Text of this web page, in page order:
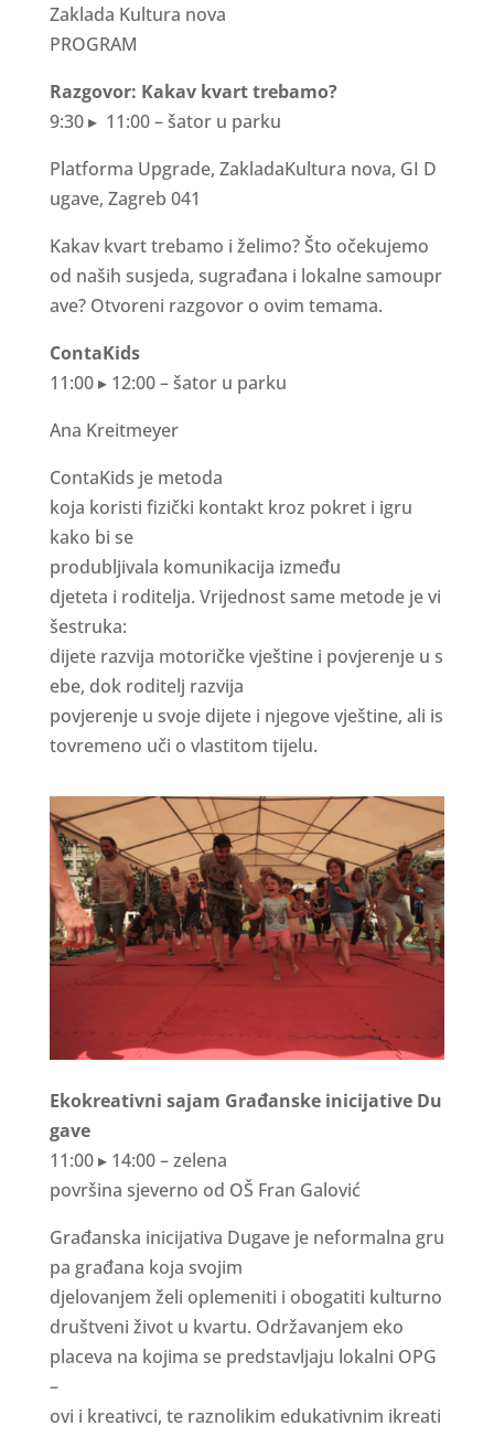
Zaklada Kultura nova
PROGRAM
Razgovor: Kakav kvarttrebamo?
9:30▸ 11:00 –šator u parku
Platforma Upgrade, ZakladaKultura nova, GI D
ugave, Zagreb 041
Kakav kvarttrebamo i želimo?Što očekujemo
od naših susjeda, sugrađana i lokalnesamoupr
ave? Otvoreni razgovoro ovim temama.
ContaKids
11:00▸ 12:00 –šator u parku
Ana Kreitmeyer
ContaKids je metoda
koja koristi fzički kontaktkroz pokret i igru
kako bi se
produbljivala komunikacija između
djeteta i roditelja. Vrijednostsame metode jevi
šestruka:
dijete razvija motoričkevještine i povjerenje u s
ebe, dok roditelj razvija
povjerenje u svoje dijete i njegovevještine, ali is
tovremeno uči o vlastitom tijelu.
Ekokreativni sajam Građanske inicijative Du
gave
11:00▸ 14:00 –zelena
površina sjeverno od OŠ Fran Galović
Građanska inicijativa Dugave je neformalna gru
pa građana koja svojim
djelovanjem želi oplemeniti i obogatiti kulturno
društveni životu kvartu. Održavanjem eko
placeva na kojima se predstavljaju lokalni OPG
–
ovi i kreativci, te raznolikim edukativnim ikreati